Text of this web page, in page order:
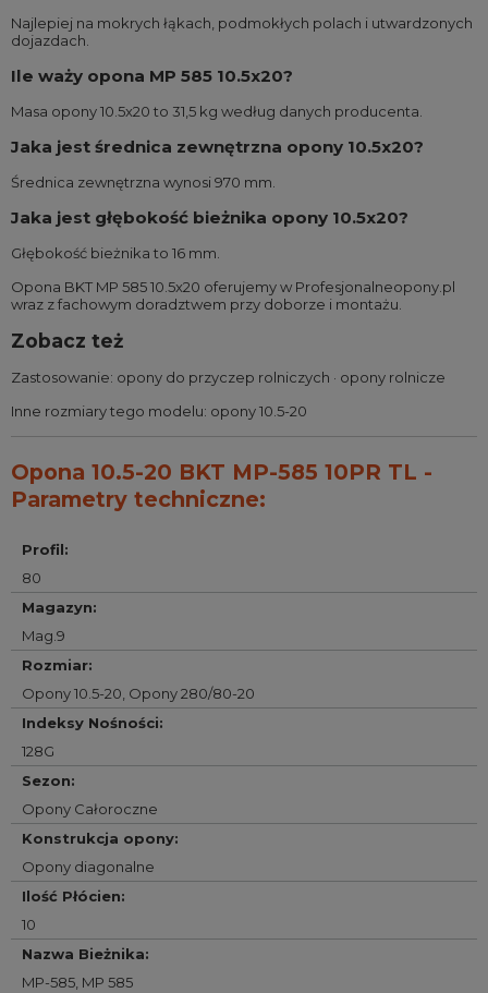
Najlepiej na mokrych łąkach, podmokłych polach i utwardzonych
dojazdach.
Ile waży opona MP 585 10.5x20?
Masa opony 10.5x20 to 31,5 kg według danych producenta.
Jaka jest średnica zewnętrzna opony 10.5x20?
Średnica zewnętrzna wynosi 970 mm.
Jaka jest głębokość bieżnika opony 10.5x20?
Głębokość bieżnika to 16 mm.
Opona BKT MP 585 10.5x20 oferujemy w Profesjonalneopony.pl
wraz z fachowym doradztwem przy doborze i montażu.
Zobacz też
Zastosowanie: opony do przyczep rolniczych · opony rolnicze
Inne rozmiary tego modelu: opony 10.5-20
Opona 10.5-20 BKT MP-585 10PR TL -
Parametry techniczne:
Profil:
80
Magazyn:
Mag.9
Rozmiar:
Opony 10.5-20 Opony 280/80-20
Indeksy Nośności:
128G
Sezon:
Opony Całoroczne
Konstrukcja opony:
Opony diagonalne
Ilość Płócien:
10
Nazwa Bieżnika:
MP-585 MP 585